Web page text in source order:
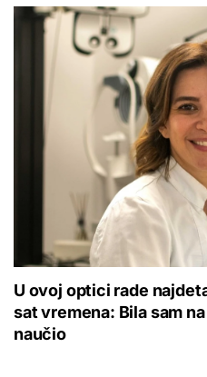
U ovoj optici rade
sat vremena: Bila sam
naučio